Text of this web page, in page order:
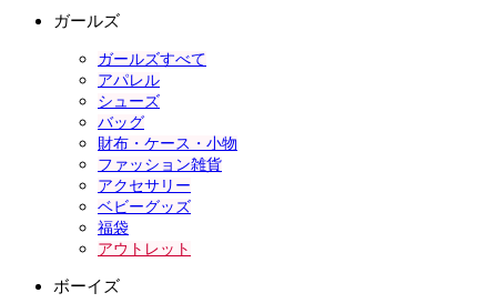
ガールズ
ガールズすべて
アパレル
シューズ
バッグ
財布・ケース・小物
ファッション雑貨
アクセサリー
ベビーグッズ
福袋
アウトレット
ボーイズ